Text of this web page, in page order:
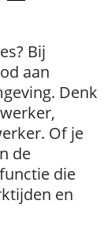
Bij
aan
Denk
Of je
de
die
en